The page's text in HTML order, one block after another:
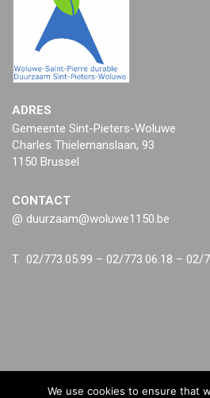
ADRES
Gemeente Sint-Pieters-Woluwe
Charles Thielemanslaan, 93
1150 Brussel
CONTACT
@ duurzaam@woluwe1150.be
T. 02/773.05.99 – 02/773.06.18 – 02/
We use cookies to ensure that